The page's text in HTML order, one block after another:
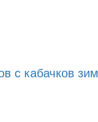
с кабачков